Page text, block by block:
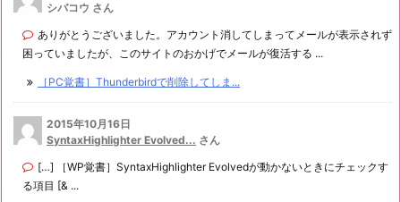
シバコウ さん
ありがとうございました。アカウント消してしまってメールが表示されず
困っていましたが、このサイトのおかげでメールが復活する ...
［PC覚書］Thunderbirdで削除してしま...
2015年10月16日
SyntaxHighlighter Evolved... さん
[…] ［WP覚書］SyntaxHighlighter Evolvedが動かないときにチェックす
る項目 [& ...